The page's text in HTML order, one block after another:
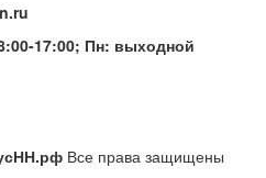
17:00; Пн: выходной
Все права защищены